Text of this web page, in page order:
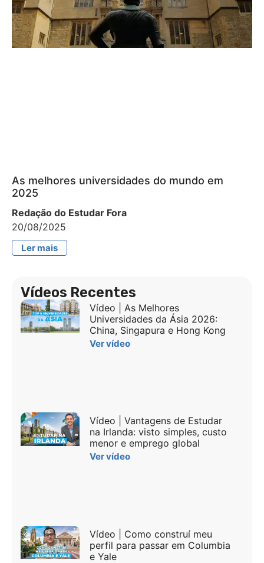
As melhores universidades do mundo em
2025
Redação do Estudar Fora
20/08/2025
Ler mais
Vídeos Recentes
Vídeo | As Melhores
Universidades da Ásia 2026:
China, Singapura e Hong Kong
Ver vídeo
Vídeo | Vantagens de Estudar
na Irlanda: visto simples, custo
menor e emprego global
Ver vídeo
Vídeo | Como construí meu
perfil para passar em Columbia
e Yale